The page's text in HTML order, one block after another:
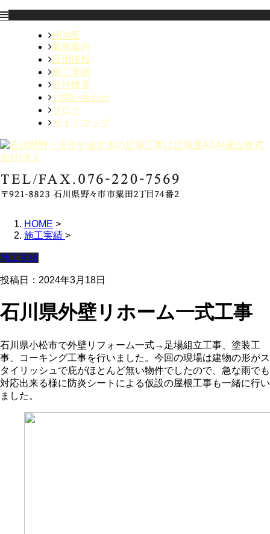
HOME
業務案内
採用情報
施工実績
会社概要
お問い合わせ
ブログ
サイトマップ
HOME >
施工実績 >
施工実績
投稿日：2024年3月18日
石川県外壁リホーム一式工事
石川県小松市で外壁リフォーム一式→足場組立工事、塗装工
事、コーキング工事を行いました。今回の現場は建物の形がス
タイリッシュで庇がほとんど無い物件でしたので、急な雨でも
対応出来る様に防炎シートによる仮設の屋根工事も一緒に行い
ました。